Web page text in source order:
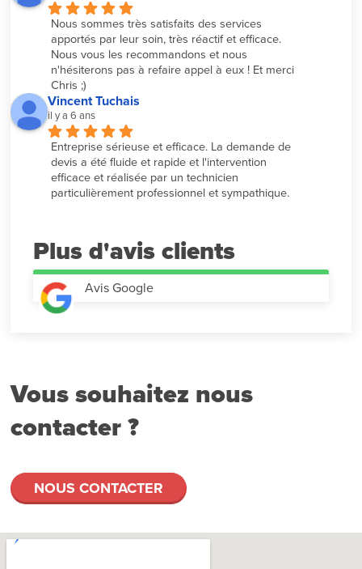
Nous sommes très satisfaits des services
apportés par leur soin, très réactif et efficace.
Nous vous les recommandons et nous
n'hésiterons pas à refaire appel à eux ! Et merci
Chris ;)
Vincent Tuchais
il y a 6 ans
Entreprise sérieuse et efficace. La demande de
devis a été fluide et rapide et l'intervention
efficace et réalisée par un technicien
particulièrement professionnel et sympathique.
Plus d'avis
Avis Google
Vous souhaitez nous
contacter ?
NOUS CONTACTER